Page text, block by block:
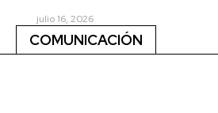
julio 16, 2026
COMUNICACIÓN